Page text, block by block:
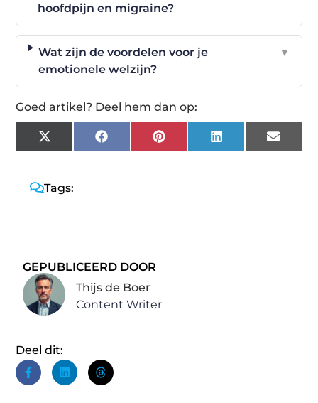
hoofdpijn en migraine?
Wat zijn de voordelen voor je
emotionele welzijn?
▼
Goed artikel? Deel hem dan op:
X
(Twitter)
FacebookPinterestLinkedIn Email
Tags:
GEPUBLICEERD DOOR
Thijs de Boer
Content Writer
Deel dit: